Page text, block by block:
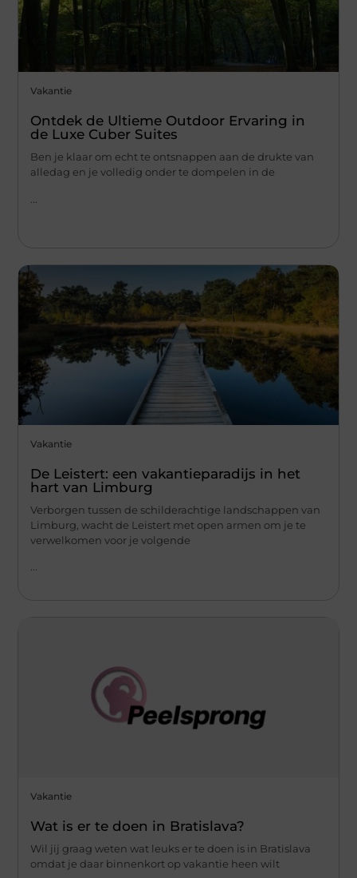
Vakantie
Ontdek de Ultieme Outdoor Ervaring in
de Luxe Cuber Suites
Ben je klaar om echt te ontsnappen aan de drukte van
alledag en je volledig onder te dompelen in de
Vakantie
De Leistert: een vakantieparadijs in het
hart van Limburg
Verborgen tussen de schilderachtige landschappen van
Limburg, wacht de Leistert met open armen om je te
verwelkomen voor je volgende
...
Vakantie
Wat is er te doen in Bratislava?
Wil jij graag weten wat leuks er te doen is in Bratislava
omdat je daar binnenkort op vakantie heen wilt